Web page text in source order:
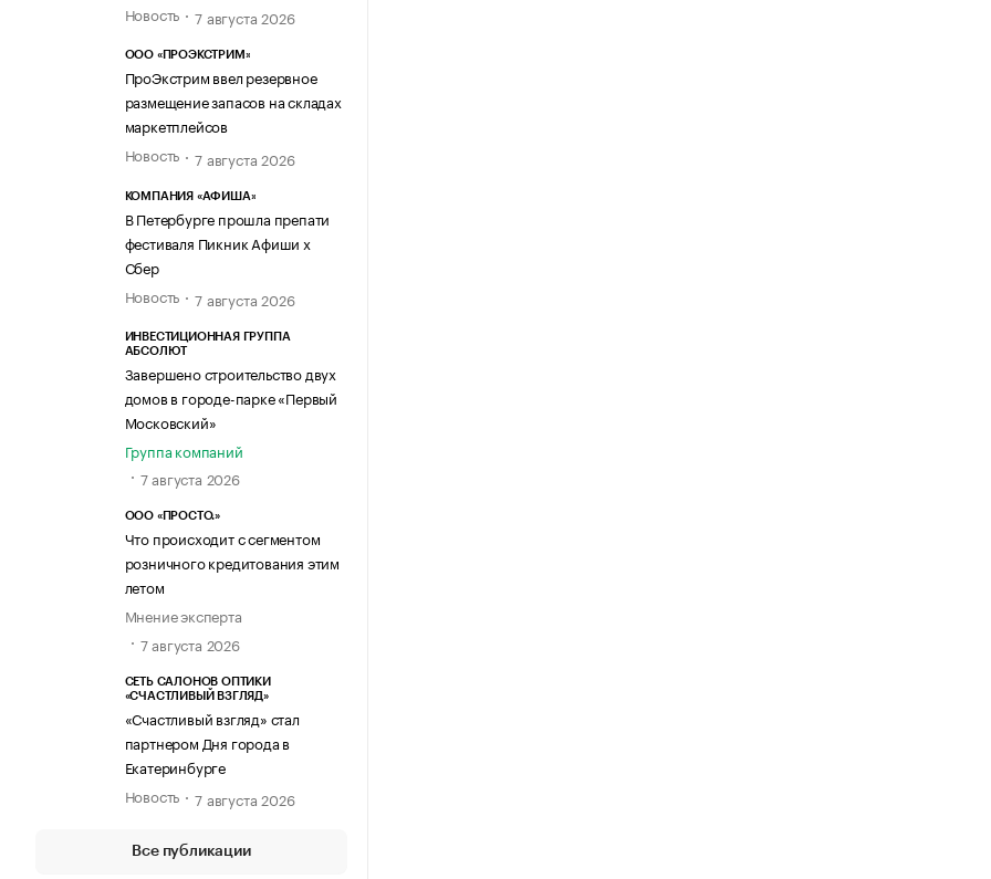
Новость
7 августа 2026
ООО «ПРОЭКСТРИМ»
ПроЭкстрим ввел резервное
размещение запасов на складах
маркетплейсов
Новость
7 августа 2026
КОМПАНИЯ «АФИША»
В Петербурге прошла препати
фестиваля Пикник Афиши х
Сбер
Новость
7 августа 2026
ИНВЕСТИЦИОННАЯ ГРУППА
АБСОЛЮТ
Завершено строительство двух
домов в городе-парке «Первый
Московский»
Группа компаний
7 августа 2026
ООО «ПРОСТО.»
Что происходит с сегментом
розничного кредитования этим
летом
Мнение эксперта
7 августа 2026
СЕТЬ САЛОНОВ ОПТИКИ
«СЧАСТЛИВЫЙ ВЗГЛЯД»
«Счастливый взгляд» стал
партнером Дня города в
Екатеринбурге
Новость
7 августа 2026
Все публикации